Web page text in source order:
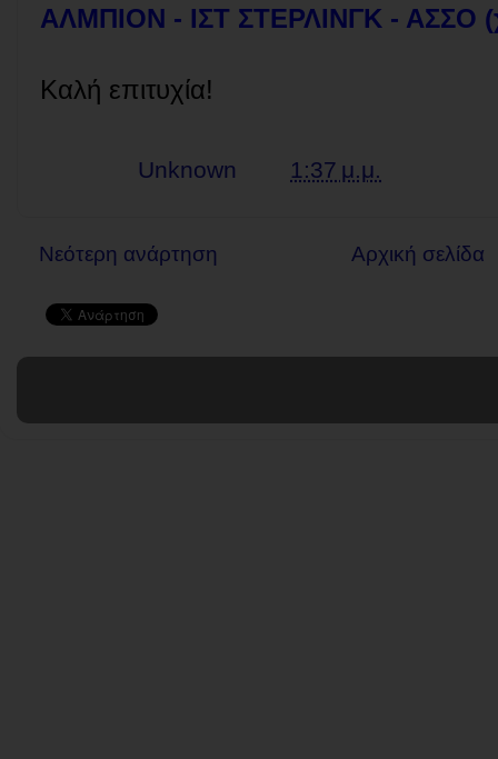
ΑΛΜΠΙΟΝ - ΙΣΤ ΣΤΕΡΛΙΝΓΚ - ΑΣΣΟ
Καλή επιτυχία!
Unknown 1:37 μ.μ.
Νεότερη ανάρτηση Αρχική σελίδα